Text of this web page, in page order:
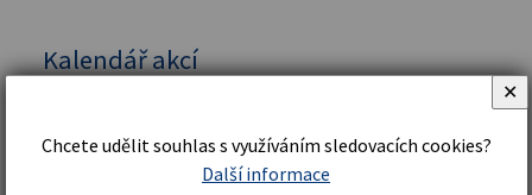
Kalendář akcí
Organizační řád a struktura
Chcete udělit souhlas s využíváním sledovacích cookies?
Další informace
✕